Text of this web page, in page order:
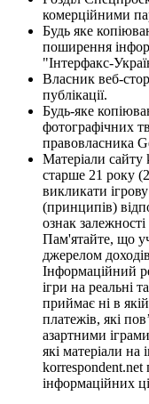
комерційними
Будь яке
поширення
"Інтерфакс-
Власник веб-
публікації.
Будь-яке
фотографічних
правовласника
Матеріали сайту
старше 21 року
викликати
(принципів)
ознак залежності
Пам'ятайте, що
джерелом
Інформаційний
ігри на реальні
приймає ні в
платежів, які
азартними
які матеріали на
інформаційних